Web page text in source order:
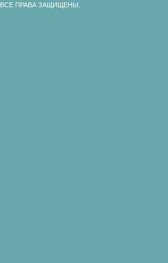
ВСЕ ПРАВА ЗАЩИЩЕНЫ.